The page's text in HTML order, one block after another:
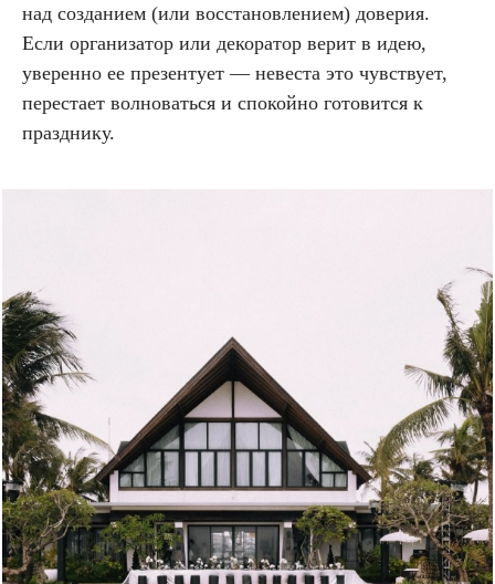
над созданием (или восстановлением) доверия.
Если организатор или декоратор верит в идею,
уверенно ее презентует — невеста это чувствует,
перестает волноваться и спокойно готовится к
празднику.